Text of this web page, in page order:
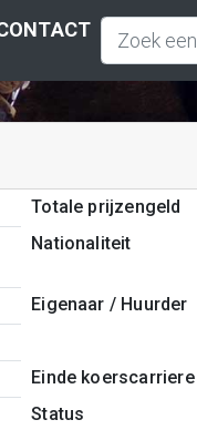
Totale prijzengeld
Nationaliteit
Eigenaar / Huurder
Einde koerscarriere
Status